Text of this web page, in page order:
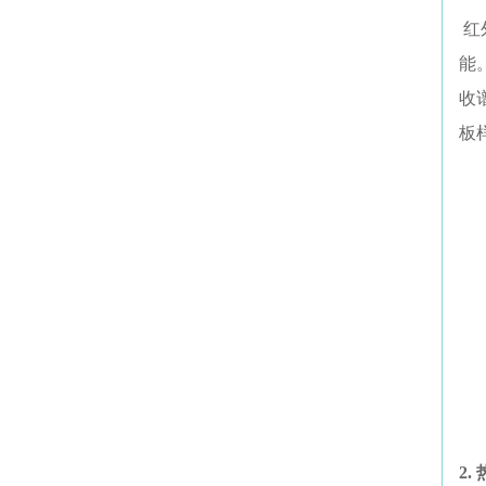
红
能
收
板
2.